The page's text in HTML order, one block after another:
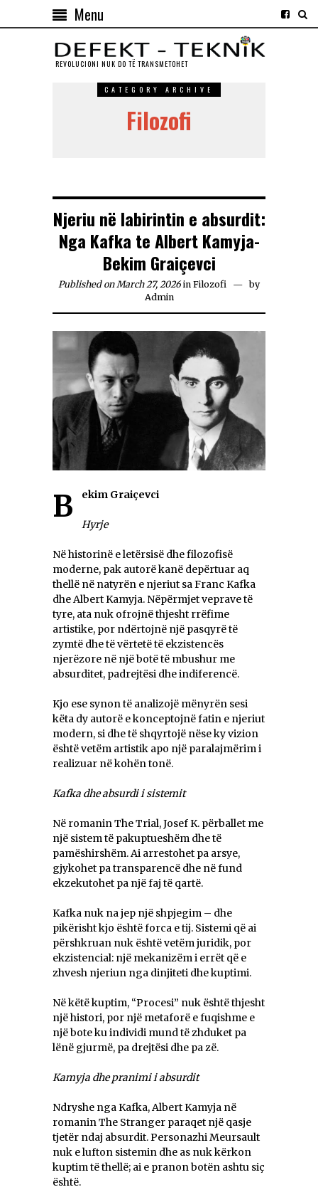
Menu
REVOLUCIONI NUK DO TЁ TRANSMETOHET
CATEGORY ARCHIVE
Filozofi
Njeriu në labirintin e absurdit:
Nga Kafka te Albert Kamyja-
Bekim Graiçevci
Published on March 27, 2026 in Filozofi
by
Admin
Bekim Graiçevci
Hyrje
Në historinë e letërsisë dhe filozofisë
moderne, pak autorë kanë depërtuar aq
thellë në natyrën e njeriut sa Franc Kafka
dhe Albert Kamyja. Nëpërmjet veprave të
tyre, ata nuk ofrojnë thjesht rrëfime
artistike, por ndërtojnë një pasqyrë të
zymtë dhe të vërtetë të ekzistencës
njerëzore në një botë të mbushur me
absurditet, padrejtësi dhe indiferencë.
Kjo ese synon të analizojë mënyrën sesi
këta dy autorë e konceptojnë fatin e njeriut
modern, si dhe të shqyrtojë nëse ky vizion
është vetëm artistik apo një paralajmërim i
realizuar në kohën tonë.
Kafka dhe absurdi i sistemit
Në romanin The Trial, Josef K. përballet me
një sistem të pakuptueshëm dhe të
pamëshirshëm. Ai arrestohet pa arsye,
gjykohet pa transparencë dhe në fund
ekzekutohet pa një faj të qartë.
Kafka nuk na jep një shpjegim – dhe
pikërisht kjo është forca e tij. Sistemi që ai
përshkruan nuk është vetëm juridik, por
ekzistencial: një mekanizëm i errët që e
zhvesh njeriun nga dinjiteti dhe kuptimi.
Në këtë kuptim, “Procesi” nuk është thjesht
një histori, por një metaforë e fuqishme e
një bote ku individi mund të zhduket pa
lënë gjurmë, pa drejtësi dhe pa zë.
Kamyja dhe pranimi i absurdit
Ndryshe nga Kafka, Albert Kamyja në
romanin The Stranger paraqet një qasje
tjetër ndaj absurdit. Personazhi Meursault
nuk e lufton sistemin dhe as nuk kërkon
kuptim të thellë; ai e pranon botën ashtu siç
është.